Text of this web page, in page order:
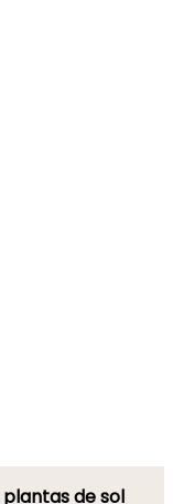
plantas de sol